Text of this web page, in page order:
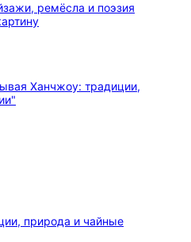
ремёсла и поэзия
природа и чайные